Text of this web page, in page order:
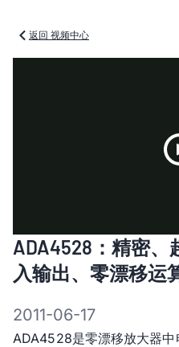
返回 视频中心
ADA4528：精密
入输出、零漂移运
2011-06-17
ADA4528是零漂移放大器